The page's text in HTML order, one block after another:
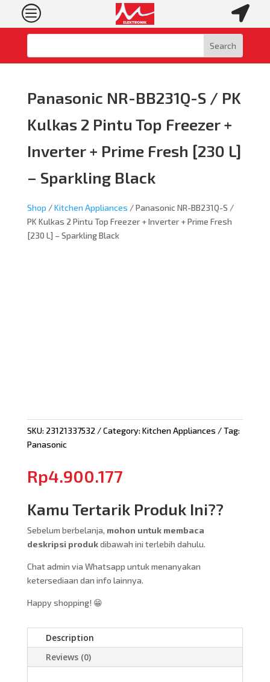
c 
Panasonic NR-BB231Q-S / PK
Kulkas 2 Pintu Top Freezer +
Inverter + Prime Fresh [230 L]
– Sparkling Black
Shop /Kitchen Appliances / Panasonic NR-BB231Q-S /
PK Kulkas 2 Pintu Top Freezer + Inverter + Prime Fresh
[230 L] – Sparkling Black
SKU: 23121337532 Category: Kitchen Appliances
Tag:
Panasonic
Rp4.900.177
Kamu Tertarik Produk Ini??
Sebelum berbelanja, mohon untuk membaca
deskripsi produkdibawah ini terlebih dahulu.
Chat admin via Whatsapp untuk menanyakan
ketersediaan dan info lainnya.
Happy shopping! 😁
Description
Reviews (0)